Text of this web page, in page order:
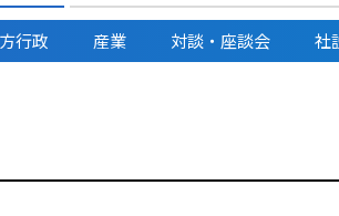
行政 産業 対談・座談会 社